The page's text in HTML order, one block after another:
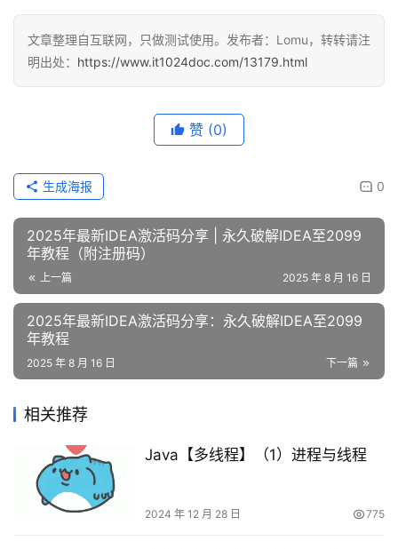
文章整理自互联网，只做测试使用。发布者：Lomu，转转请注
明出处： https://www.it1024doc.com/13179.html
赞 (0)
0
生成海报
2025年最新IDEA激活码分享 | 永久破解IDEA至2099
年教程（附注册码）
上一篇 2025 年 8 月 16 日
2025年最新IDEA激活码分享：永久破解IDEA至2099
年教程
下一篇
2025 年 8 月 16 日
相关推荐
Java【多线程】（1）进程与线程
2024 年 12 月 28 日 775